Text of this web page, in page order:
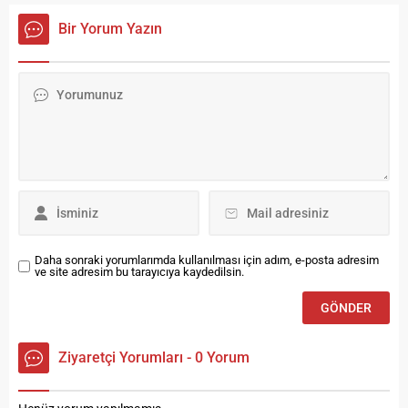
sunmaya devam ediyor.
Bayburt Üniversitesi, 11-12
bulunan Bowling Salonunda,
Bir Yorum Yazın
Daha sonraki yorumlarımda kullanılması için adım, e-posta adresim
ve site adresim bu tarayıcıya kaydedilsin.
Ziyaretçi Yorumları - 0 Yorum